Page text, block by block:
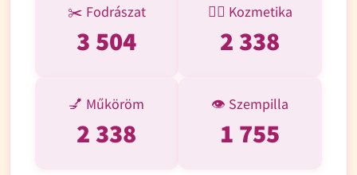
✂️ Fodrászat
3 504
💆‍♀️ Kozmetika
2 338
💅 Műköröm
2 338
👁️ Szempilla
1 755